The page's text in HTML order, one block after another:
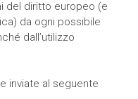
del diritto europeo (e
da ogni possibile
dall’utilizzo
inviate al seguente